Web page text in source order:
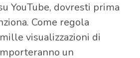
YouTube, dovresti prima
Come regola
visualizzazioni di
un